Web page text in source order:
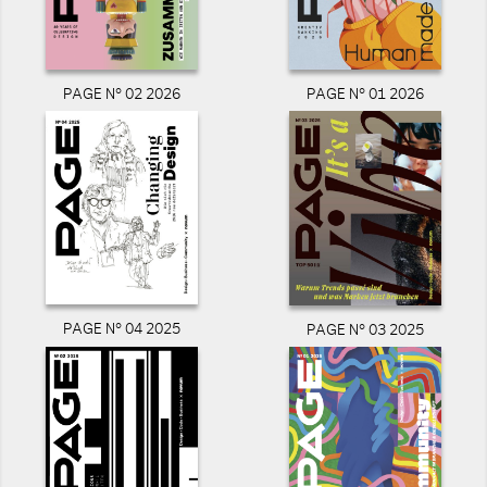
PAGE N° 02 2026 PAGE N° 01 2026
PAGE N° 04 2025 PAGE N° 03 2025